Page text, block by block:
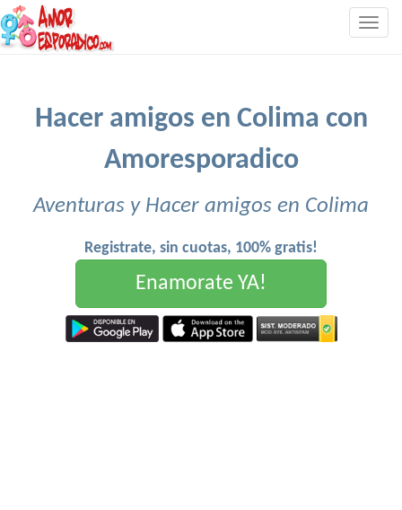
Hacer amigos en Colima con
Amoresporadico
Aventuras y Hacer amigos en Colima
Registrate, sin cuotas, 100% gratis!
Enamorate YA!